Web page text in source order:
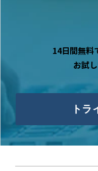
14日間無料
お試
ト